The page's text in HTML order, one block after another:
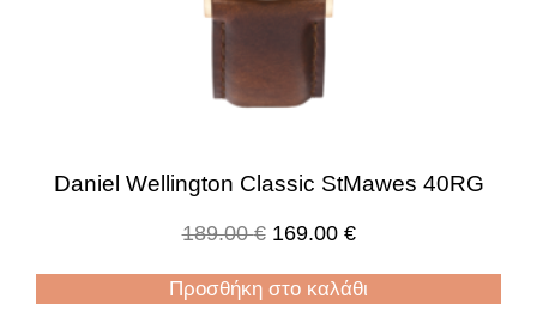
Daniel Wellington Classic StMawes 40RG
189.00€ 169.00 €
Προσθήκη στο καλάθι